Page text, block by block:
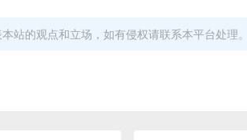
站的观点和立场，如有侵权请联系本平台处理。